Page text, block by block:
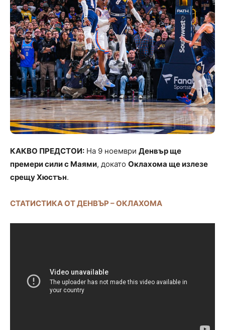
КАКВО ПРЕДСТОИ: На 9 ноември Денвър ще
премери сили с Маями, докато Оклахома ще излезе
срещу Хюстън.
СТАТИСТИКА ОТ ДЕНВЪР – ОКЛАХОМА